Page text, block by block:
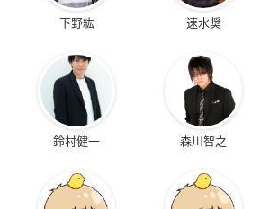
下野紘 速水奨
鈴村健一 森川智之